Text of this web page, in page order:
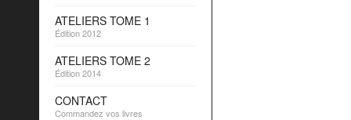
ATELIERS TOME 1
Édition 2012
ATELIERS TOME 2
Édition 2014
CONTACT
Commandez vos livres